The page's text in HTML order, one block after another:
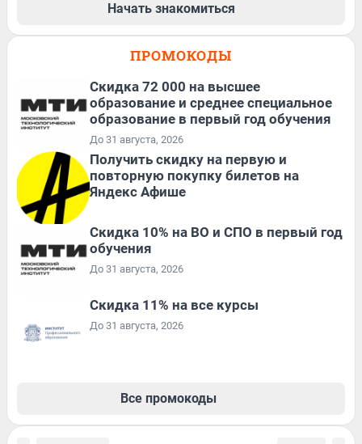
Начать знакомиться
ПРОМОКОДЫ
Скидка 72 000 на высшее
образование и среднее специальное
образование в первый год обучения
До 31 августа, 2026
Получить скидку на первую и
повторную покупку билетов на
Яндекс Афише
Скидка 10% на ВО и СПО в первый год
обучения
До 31 августа, 2026
Скидка 11% на все курсы
До 31 августа, 2026
Все промокоды